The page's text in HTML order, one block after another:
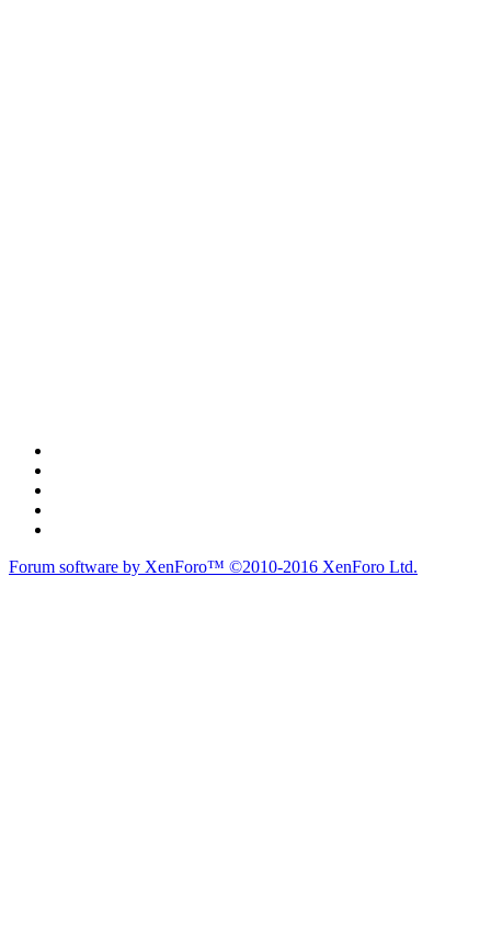
Forum software by XenForo™ ©2010-2016 XenForo Ltd.